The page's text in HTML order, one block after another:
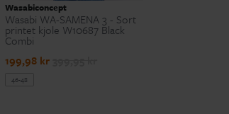
Wasabiconcept
Wasabi WA-SAMENA 3 - Sort
printet kjole W10687 Black
Combi
199,98 kr
46-48